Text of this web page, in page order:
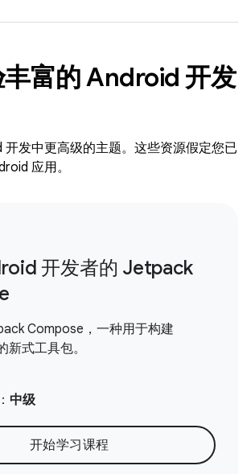
富的 Android 开发
开发中更高级的主题。这些资源假定您已
应用。
开发者的 Jetpack
Compose，一种用于构建
新式工具包。
中级
开始学习课程